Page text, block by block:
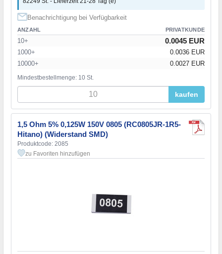
Benachrichtigung bei Verfügbarkeit
ANZAHL PRIVATKUNDE
10+ 0.0045 EUR
1000+
0.0036 EUR
10000+
0.0027 EUR
Mindestbestellmenge: 10 St.
kaufen
1,5 Ohm 5% 0,125W 150V 0805 (RC0805JR-1R5-
Hitano) (Widerstand SMD)
Produktcode: 2085
zu Favoriten hinzufügen